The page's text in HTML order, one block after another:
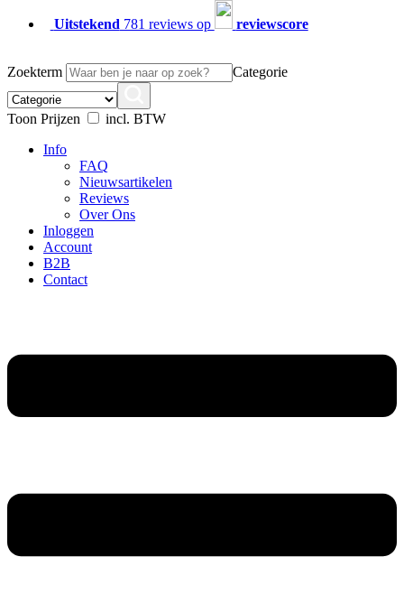
Uitstekend 781 reviews op reviewscore
Zoekterm Categorie
Toon Prijzen
incl. BTW
Info
FAQ
Nieuwsartikelen
Reviews
Over Ons
Inloggen
Account
B2B
Contact